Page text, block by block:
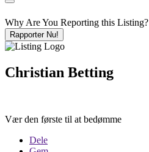
Why Are You Reporting this Listing?
Rapporter Nu!
Christian Betting
Vær den første til at bedømme
Dele